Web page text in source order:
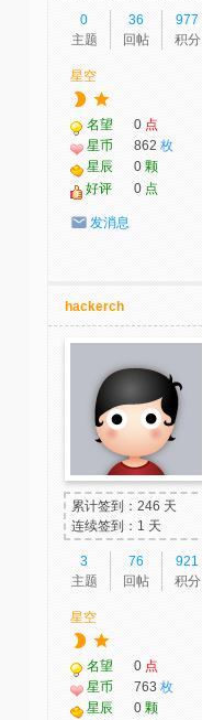
0
主题
36
回帖
977
积分
星空
名望 0 点
星币
862 枚
星辰
0 颗
好评
0 点
发消息
hackerch
累计签到：246 天
连续签到：1 天
3
主题
76
回帖
921
积分
星空
名望 0 点
星币
763 枚
星辰
0 颗